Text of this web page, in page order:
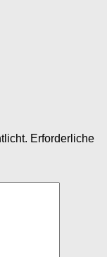
Erforderliche